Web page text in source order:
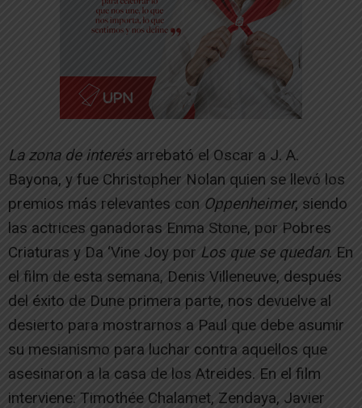
La zona de interésarrebató el Oscar a J. A.
Bayona, y fue Christopher Nolan quien se llevó los
premios más relevantes con Oppenheimer, siendo
las actrices ganadoras Enma Stone, por Pobres
Criaturas y Da ‘Vine Joy por Los que se quedan. En
el film de esta semana, Denis Villeneuve, después
del éxito de Dune primera parte, nos devuelve al
desierto para mostrarnos a Paul que debe asumir
su mesianismo para luchar contra aquellos que
asesinaron a la casa de los Atreides. En el film
interviene: Timothée Chalamet, Zendaya, Javier